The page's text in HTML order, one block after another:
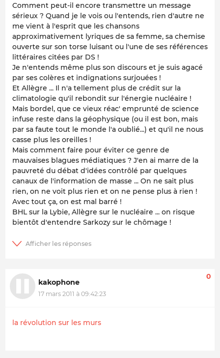
Comment peut-il encore transmettre un message
sérieux ? Quand je le vois ou l'entends, rien d'autre ne
me vient à l'esprit que les chansons
approximativement lyriques de sa femme, sa chemise
ouverte sur son torse luisant ou l'une de ses références
littéraires citées par DS !
Je n'entends même plus son discours et je suis agacé
par ses colères et indignations surjouées !
Et Allègre ... Il n'a tellement plus de crédit sur la
climatologie qu'il rebondit sur l'énergie nucléaire !
Mais bordel, que ce vieux réac' emprunté de science
infuse reste dans la géophysique (ou il est bon, mais
par sa faute tout le monde l'a oublié...) et qu'il ne nous
casse plus les oreilles !
Mais comment faire pour éviter ce genre de
mauvaises blagues médiatiques ? J'en ai marre de la
pauvreté du débat d'idées contrôlé par quelques
canaux de l'information de masse ... On ne sait plus
rien, on ne voit plus rien et on ne pense plus à rien !
Avec tout ça, on est mal barré !
BHL sur la Lybie, Allègre sur le nucléaire ... on risque
bientôt d'entendre Sarkozy sur le chômage !
kakophone
17 mars 2011 à 09:42:23
0
la révolution sur les murs